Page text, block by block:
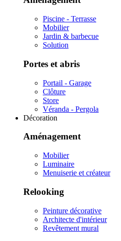
Piscine - Terrasse
Mobilier
Jardin & barbecue
Solution
Portes et abris
Portail - Garage
Clôture
Store
Véranda - Pergola
Décoration
Aménagement
Mobilier
Luminaire
Menuiserie et créateur
Relooking
Peinture décorative
Architecte d'intérieur
Revêtement mural